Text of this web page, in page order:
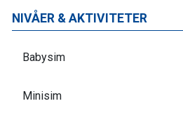
NIVÅER & AKTIVITETER
Babysim
Minisim